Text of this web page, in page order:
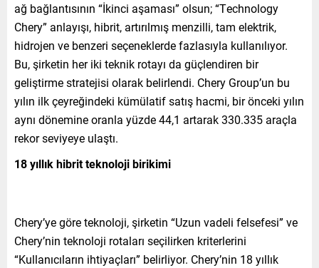
ağ bağlantısının “İkinci aşaması” olsun; “Technology
Chery” anlayışı, hibrit, artırılmış menzilli, tam elektrik,
hidrojen ve benzeri seçeneklerde fazlasıyla kullanılıyor.
Bu, şirketin her iki teknik rotayı da güçlendiren bir
geliştirme stratejisi olarak belirlendi. Chery Group’un bu
yılın ilk çeyreğindeki kümülatif satış hacmi, bir önceki yılın
aynı dönemine oranla yüzde 44,1 artarak 330.335 araçla
rekor seviyeye ulaştı.
18 yıllık hibrit teknoloji birikimi
Chery’ye göre teknoloji, şirketin “Uzun vadeli felsefesi” ve
Chery’nin teknoloji rotaları seçilirken kriterlerini
“Kullanıcıların ihtiyaçları” belirliyor. Chery’nin 18 yıllık